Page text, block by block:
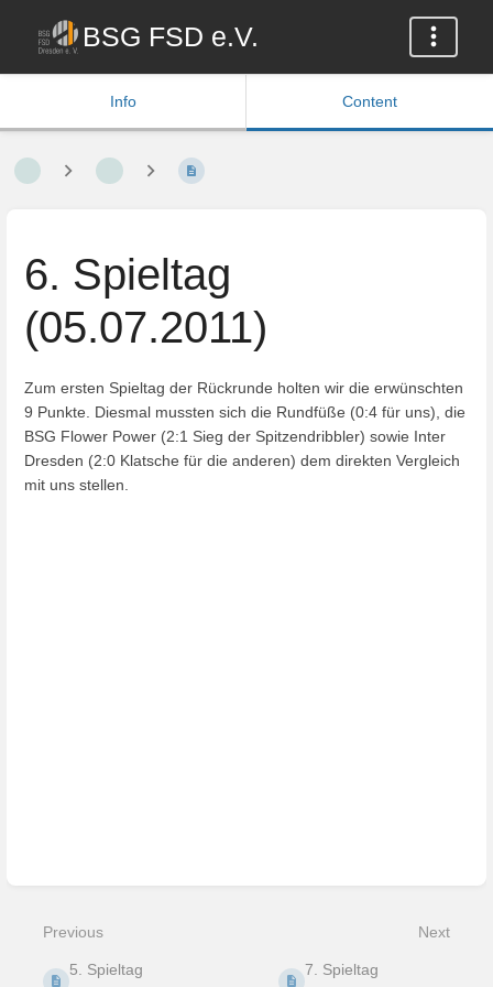
BSG FSD e.V.
Info Content
6. Spieltag
(05.07.2011)
Zum ersten Spieltag der Rückrunde holten wir die erwünschten
9 Punkte. Diesmal mussten sich die Rundfüße (0:4 für uns), die
BSG Flower Power (2:1 Sieg der Spitzendribbler) sowie Inter
Dresden (2:0 Klatsche für die anderen) dem direkten Vergleich
mit uns stellen.
Previous
5. Spieltag
Next
7. Spieltag